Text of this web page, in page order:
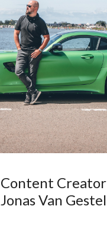
Content Creator
Jonas Van Gestel